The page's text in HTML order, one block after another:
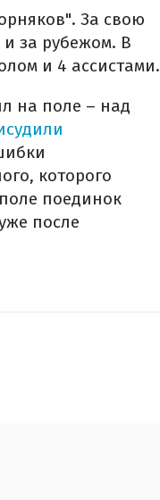
За свою
и за рубежом. В
и 4 ассистами.
на поле – над
которого
поединок
после